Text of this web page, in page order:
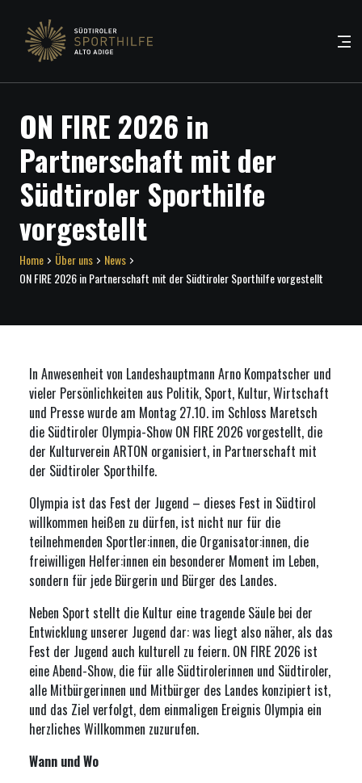
ON FIRE 2026 in
Partnerschaft mit der
Südtiroler Sporthilfe
vorgestellt
Home Über uns
News
ON FIRE 2026 in Partnerschaft mit der Südtiroler Sporthilfe vorgestellt
In Anwesenheit von Landeshauptmann Arno Kompatscher und
vieler Persönlichkeiten aus Politik, Sport, Kultur, Wirtschaft
und Presse wurde am Montag 27.10. im Schloss Maretsch
die Südtiroler Olympia-Show ON FIRE 2026 vorgestellt, die
der Kulturverein ARTON organisiert, in Partnerschaft mit
der Südtiroler Sporthilfe.
Olympia ist das Fest der Jugend – dieses Fest in Südtirol
willkommen heißen zu dürfen, ist nicht nur für die
teilnehmenden Sportler:innen, die Organisator:innen, die
freiwilligen Helfer:innen ein besonderer Moment im Leben,
sondern für jede Bürgerin und Bürger des Landes.
Neben Sport stellt die Kultur eine tragende Säule bei der
Entwicklung unserer Jugend dar: was liegt also näher, als das
Fest der Jugend auch kulturell zu feiern. ON FIRE 2026 ist
eine Abend-Show, die für alle Südtirolerinnen und Südtiroler,
alle Mitbürgerinnen und Mitbürger des Landes konzipiert ist,
und das Ziel verfolgt, dem einmaligen Ereignis Olympia ein
herzliches Willkommen zuzurufen.
Wann und Wo